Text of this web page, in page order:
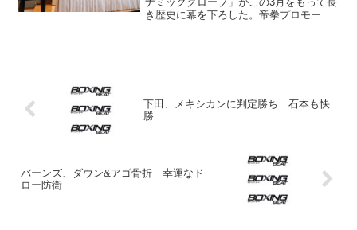
き歴史に幕を下ろした。帝拳プロモーシ
下田、メキシカンに判定勝ち 石本も快
勝
バーンズ、ダウン&アゴ骨折 幸運なド
ロー防衛